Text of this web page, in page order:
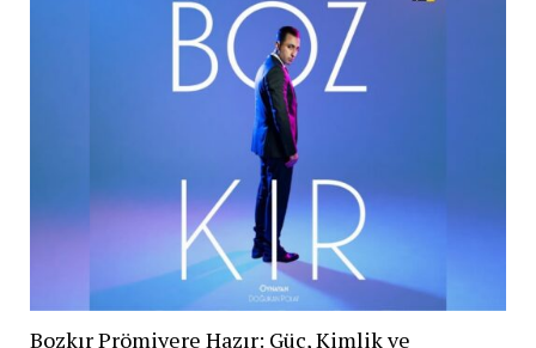
Bozkır Prömiyere Hazır: Güç, Kimlik ve